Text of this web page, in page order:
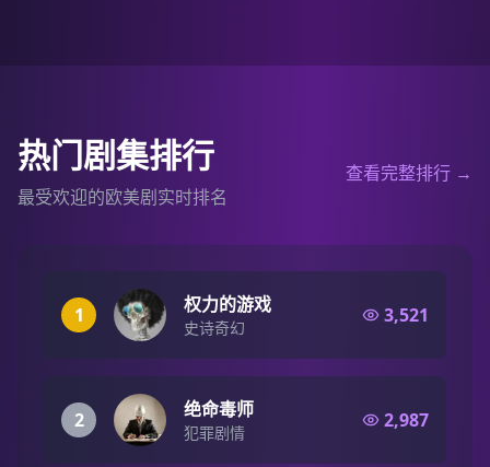
热门剧集排行
最受欢迎的欧美剧实时排名
查看完整排行 →
1 权力的游戏
史诗奇幻
3,521
2 绝命毒师
犯罪剧情
2,987